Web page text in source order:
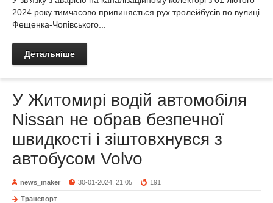
2024 року тимчасово припиняється рух тролейбусів по вулиці
Фещенка-Чопівського...
Детальніше
У Житомирі водій автомобіля
Nissan не обрав безпечної
швидкості і зіштовхнувся з
автобусом Volvo
news_maker 30-01-2024, 21:05 191
Транспорт